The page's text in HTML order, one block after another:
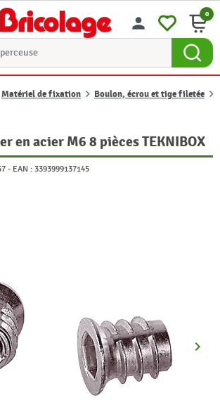
person 0
Matériel de fixation Boulon, écrou et tige filetée
en acier M6 8 pièces TEKNIBOX
- EAN : 3393999137145
keyboard_arrow_right